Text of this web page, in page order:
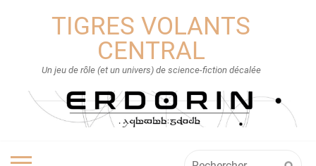
TIGRES VOLANTS
CENTRAL
Un jeu de rôle (et un univers) de science-fiction décalée